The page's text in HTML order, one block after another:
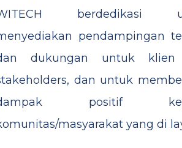
berdedikasi
pendampingan
dukungan untuk klien
dan untuk
positif
masyarakat yang di